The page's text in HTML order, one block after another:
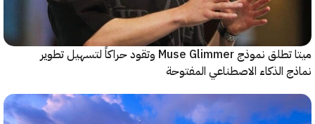
ميتا تطلق نموذج Muse Glimmer وتقود حراكاً لتسهيل تطوير
الذكاء الاصطناعي المفتوحة